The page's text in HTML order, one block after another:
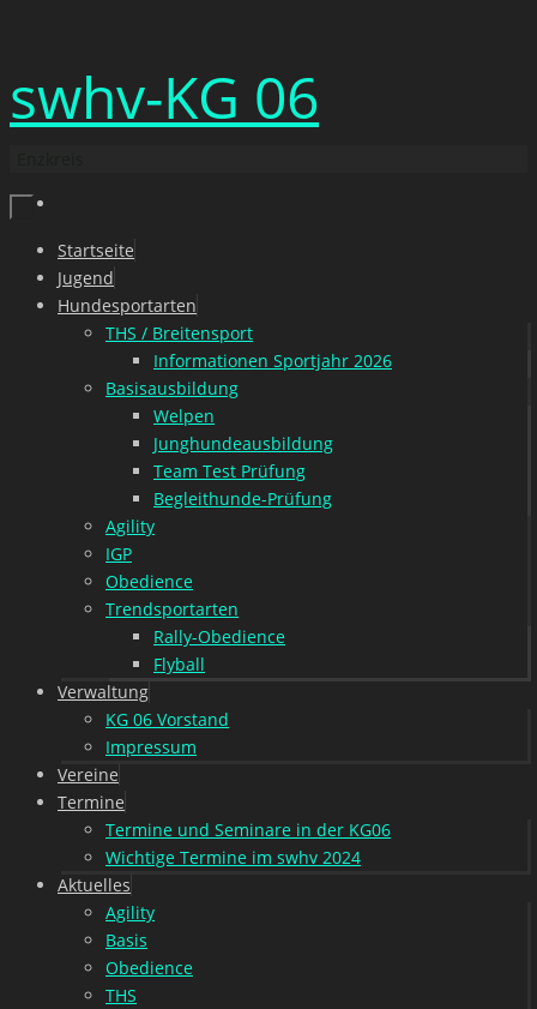
Inhalt
springen
swhv-KG 06
Zum
Inhalt
springen
Startseite
Jugend
Hundesportarten
THS / Breitensport
Informationen Sportjahr 2026
Basisausbildung
Welpen
Junghundeausbildung
Team Test Prüfung
Begleithunde-Prüfung
Agility
IGP
Obedience
Trendsportarten
Rally-Obedience
Flyball
Verwaltung
KG 06 Vorstand
Impressum
Vereine
Termine
Termine und Seminare in der KG06
Wichtige Termine im swhv 2024
Aktuelles
Agility
Basis
Obedience
THS